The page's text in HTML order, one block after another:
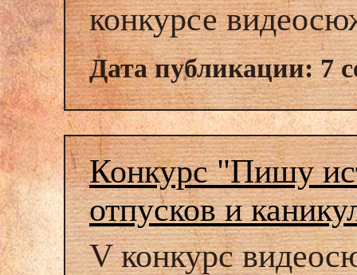
конкурсе
Дата публикации: 7
Конкурс "Пишу
отпусков и
V конкурс